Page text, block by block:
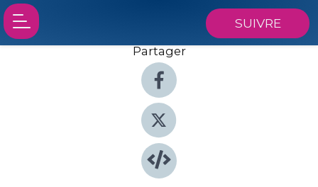
SUIVRE
Partager